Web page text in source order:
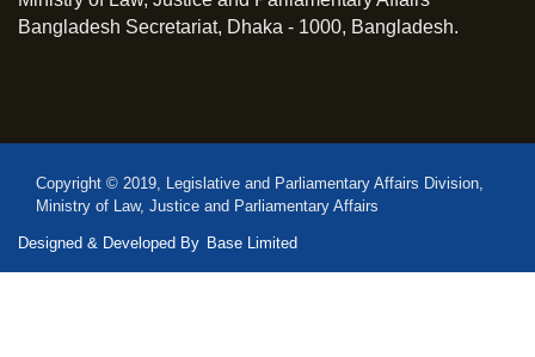
Bangladesh Secretariat, Dhaka - 1000, Bangladesh.
Copyright © 2019, Legislative and Parliamentary Affairs Division,
Ministry of Law, Justice and Parliamentary Affairs
Designed & Developed By Base Limited